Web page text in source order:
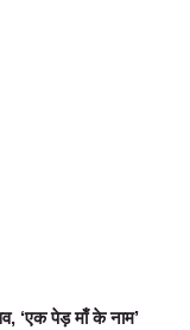
‘एक पेड़ माँ के नाम’